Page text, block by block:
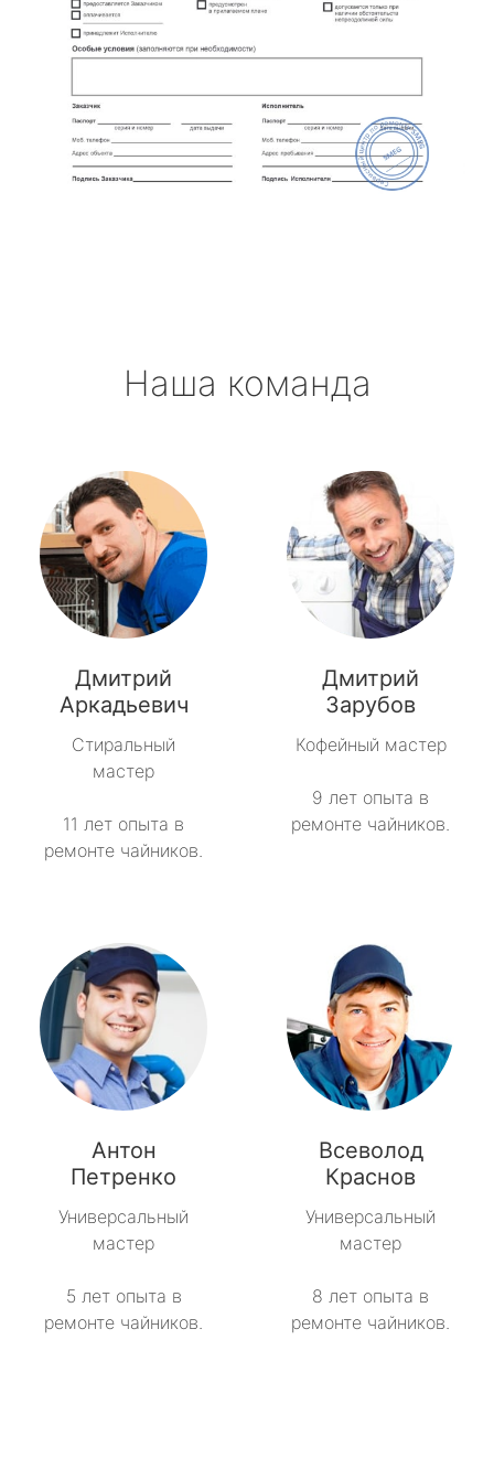
Наша команда
Дмитрий
Аркадьевич
Стиральный
мастер
11 лет опыта в
ремонте чайников.
Дмитрий
Зарубов
Кофейный мастер
9 лет опыта в
ремонте чайников.
Антон
Петренко
Универсальный
мастер
5 лет опыта в
ремонте чайников.
Всеволод
Краснов
Универсальный
мастер
8 лет опыта в
ремонте чайников.